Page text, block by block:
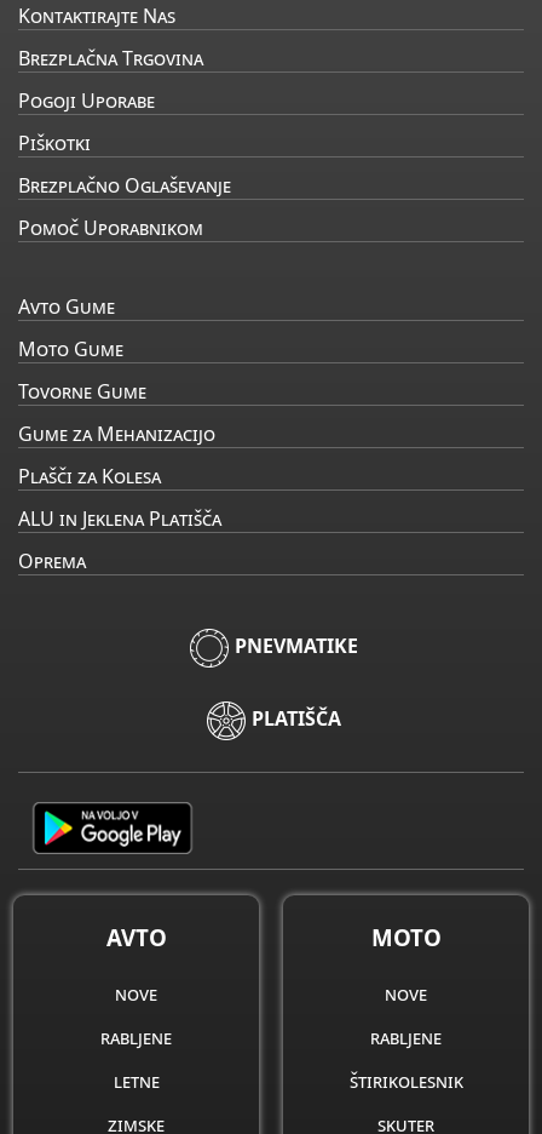
Kontaktirajte Nas
Brezplačna Trgovina
Pogoji Uporabe
Piškotki
Brezplačno Oglaševanje
Pomoč Uporabnikom
Avto Gume
Moto Gume
Tovorne Gume
Gume za Mehanizacijo
Plašči za Kolesa
ALU in Jeklena Platišča
Oprema
PNEVMATIKE
PLATIŠČA
AVTO
nove
rabljene
letne
zimske
MOTO
nove
rabljene
štirikolesnik
skuter